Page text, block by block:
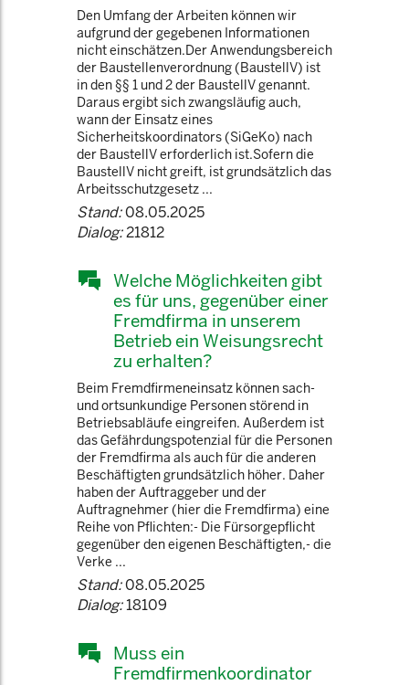
Den Umfang der Arbeiten können wir
aufgrund der gegebenen Informationen
nicht einschätzen.Der Anwendungsbereich
der Baustellenverordnung (BaustellV) ist
in den §§ 1 und 2 der BaustellV genannt.
Daraus ergibt sich zwangsläufig auch,
wann der Einsatz eines
Sicherheitskoordinators (SiGeKo) nach
der BaustellV erforderlich ist.Sofern die
BaustellV nicht greift, ist grundsätzlich das
Arbeitsschutzgesetz ...
Stand:08.05.2025
Dialog:21812
Welche Möglichkeiten gibt
es für uns, gegenüber einer
Fremdfirma in unserem
Betrieb ein Weisungsrecht
zu erhalten?
Beim Fremdfirmeneinsatz können sach-
und ortsunkundige Personen störend in
Betriebsabläufe eingreifen. Außerdem ist
das Gefährdungspotenzial für die Personen
der Fremdfirma als auch für die anderen
Beschäftigten grundsätzlich höher. Daher
haben der Auftraggeber und der
Auftragnehmer (hier die Fremdfirma) eine
Reihe von Pflichten:- Die Fürsorgepflicht
gegenüber den eigenen Beschäftigten,- die
Verke ...
Stand:08.05.2025
Dialog:18109
Muss ein
Fremdfirmenkoordinator